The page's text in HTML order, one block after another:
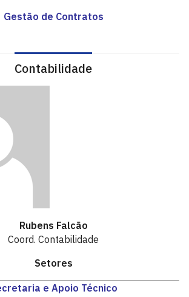
Gestão de Contratos
Contabilidade
Rubens Falcão
Coord. Contabilidade
Setores
e Apoio Técnico